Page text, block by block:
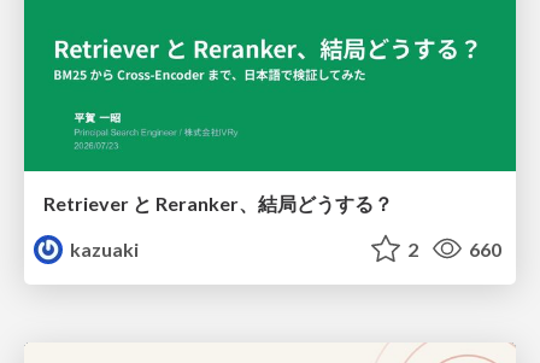
Retriever と Reranker、結局どうする？
kazuaki
2 660